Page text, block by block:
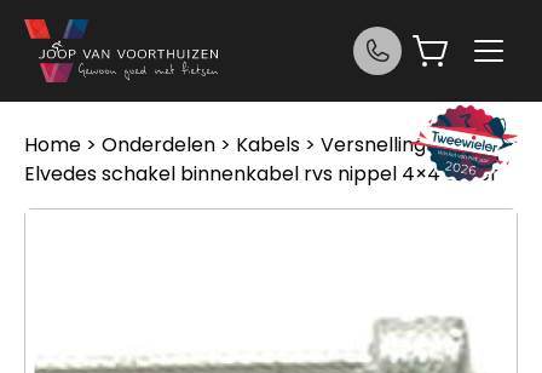
Ga naar de inhoud
Home > Onderdelen > Kabels > Versnellingskabels>
Elvedes schakel binnenkabel rvs nippel 4×4 Silber